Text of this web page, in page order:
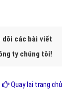
dõi các bài viết
ty chúng tôi!
Quay lại trang chủ